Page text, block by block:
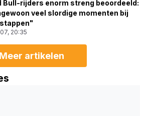
Bull-rijders enorm streng beoordeeld:
veel slordige momenten bij
20:35
Meer artikelen